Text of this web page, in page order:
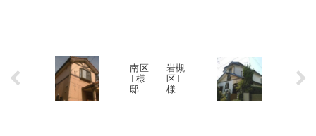
南区
T様
邸
岩槻
区T
様